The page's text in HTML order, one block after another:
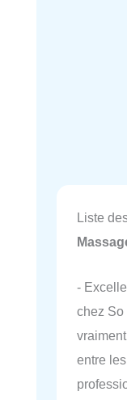
Liste
-
chez So
entre